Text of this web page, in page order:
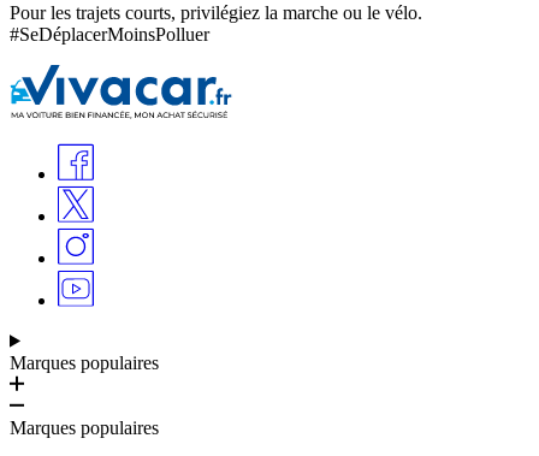
Pour les trajets courts, privilégiez la marche ou le vélo.
#SeDéplacerMoinsPolluer
Marques populaires
Marques populaires